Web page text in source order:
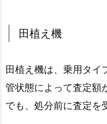
田植え機
田植え機は、乗用タイ
管状態によって査定額
でも、処分前に査定を